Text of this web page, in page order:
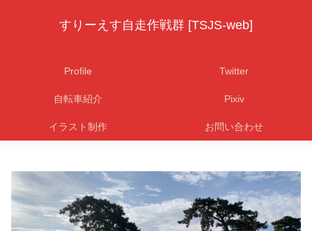
すりーえす自走作戦群 [TSJS-web]
Profile Twitter
自転車紹介 Pixiv
イラスト制作 お問い合わせ